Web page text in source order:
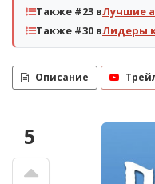
Также #23 вЛучшие
Также #30 вЛидеры
Описание
5